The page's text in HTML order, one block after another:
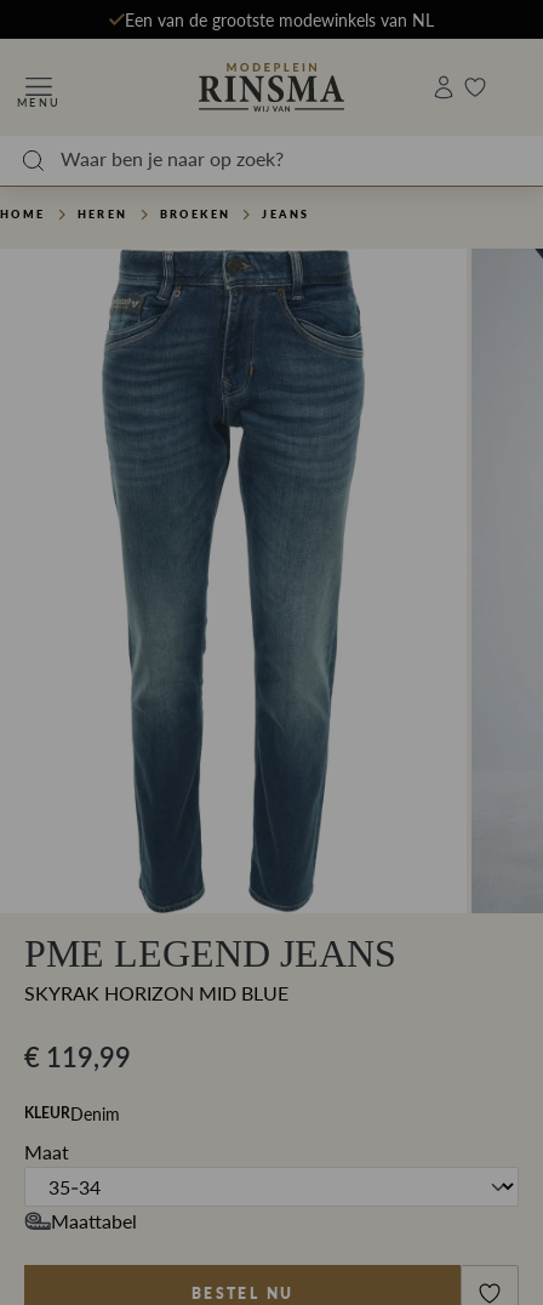
Een van de grootste modewinkels van NL
MENU
HOME HEREN BROEKEN JEANS
PME LEGEND JEANS
SKYRAK HORIZON MID BLUE
€ 119,99
KLEURDenim
Maat
Maattabel
BESTEL NU